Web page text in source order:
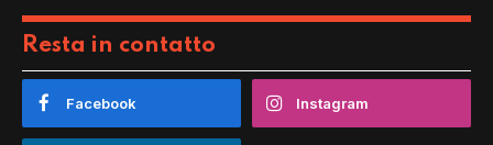
Resta in contatto
Facebook Instagram